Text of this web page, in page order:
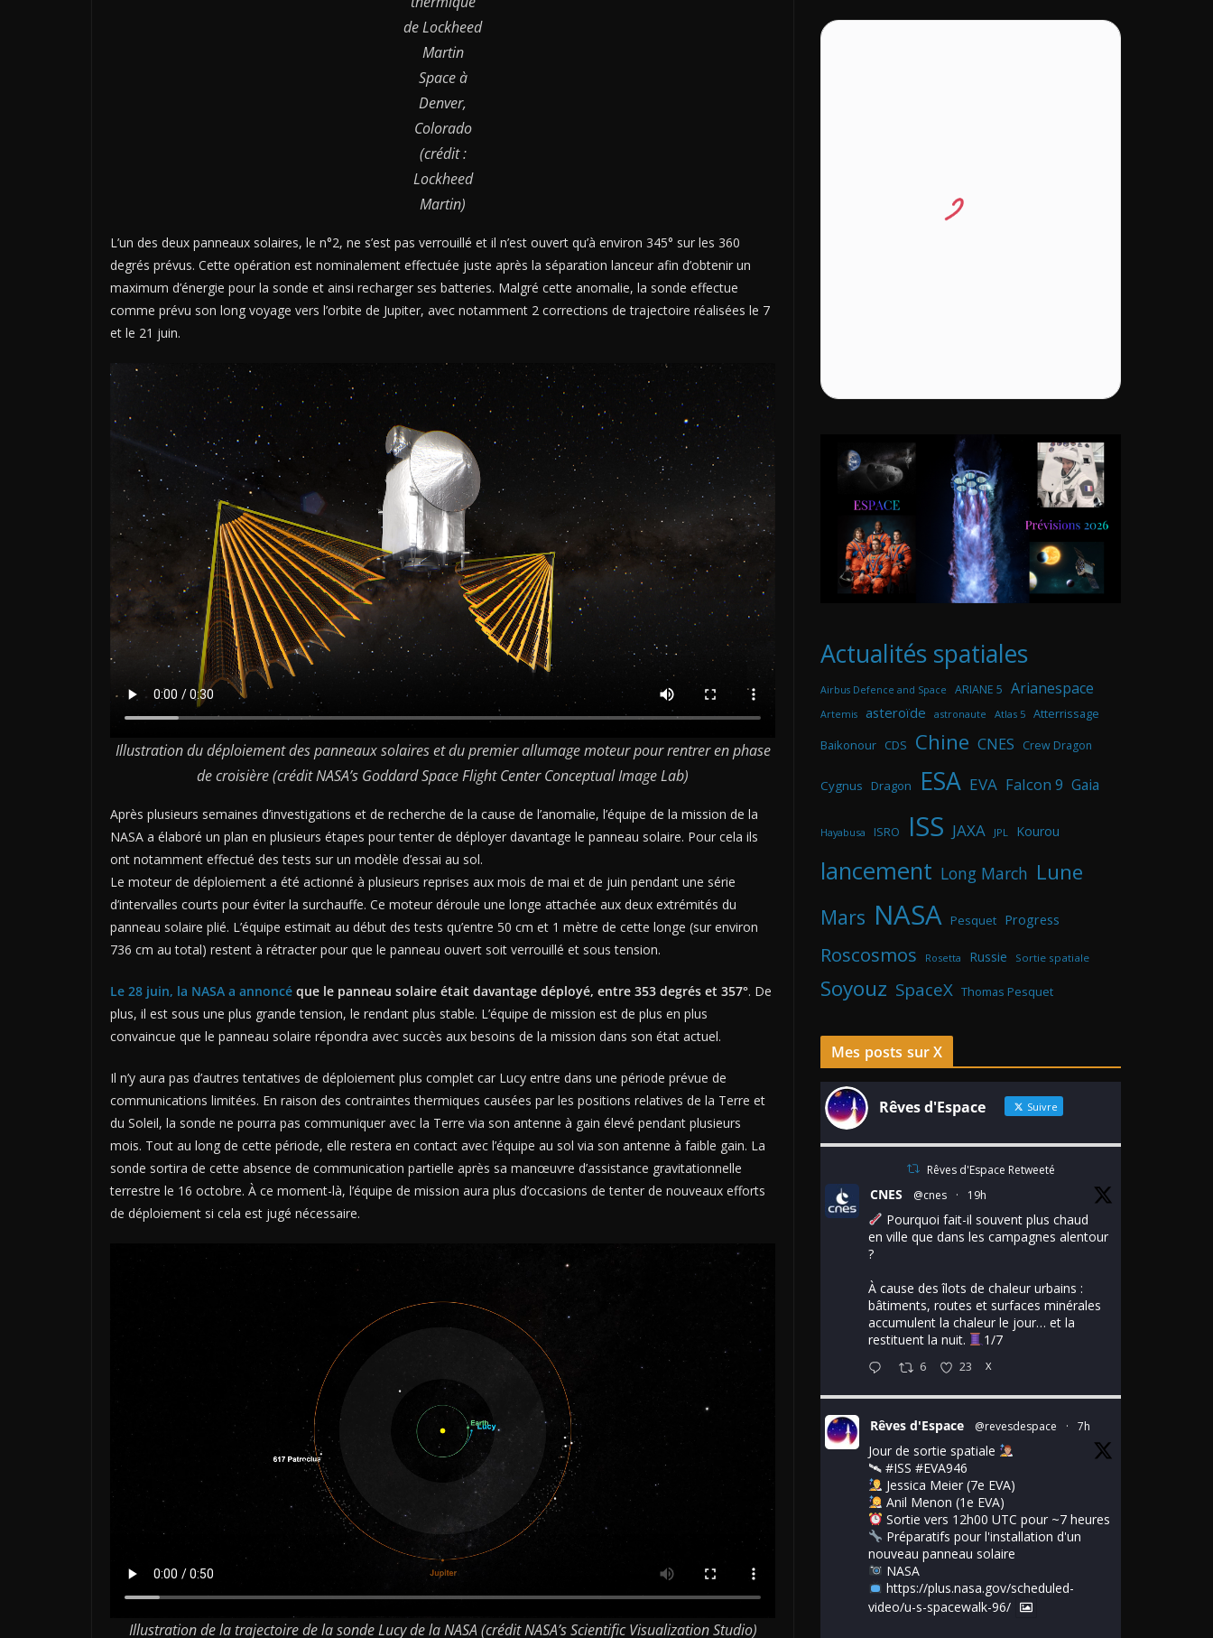
de Lockheed
Martin
Space à
Denver,
Colorado
(crédit :
Lockheed
Martin)
L’un des deux panneaux solaires, le n°2, ne s’est pas verrouillé et il n’est ouvert qu’à environ 345° sur les 360
degrés prévus. Cette opération est nominalement effectuée juste après la séparation lanceur afin d’obtenir un
maximum d’énergie pour la sonde et ainsi recharger ses batteries. Malgré cette anomalie, la sonde effectue
comme prévu son long voyage vers l’orbite de Jupiter, avec notamment 2 corrections de trajectoire réalisées le 7
et le 21 juin.
Illustration du déploiement des panneaux solaires et du premier allumage moteur pour rentrer en phase
de croisière (crédit NASA’s Goddard Space Flight Center Conceptual Image Lab)
Après plusieurs semaines d’investigations et de recherche de la cause de l’anomalie, l’équipe de la mission de la
NASA a élaboré un plan en plusieurs étapes pour tenter de déployer davantage le panneau solaire. Pour cela ils
ont notamment effectué des tests sur un modèle d’essai au sol.
Le moteur de déploiement a été actionné à plusieurs reprises aux mois de mai et de juin pendant une série
d’intervalles courts pour éviter la surchauffe. Ce moteur déroule une longe attachée aux deux extrémités du
panneau solaire plié. L’équipe estimait au début des tests qu’entre 50 cm et 1 mètre de cette longe (sur environ
736 cm au total) restent à rétracter pour que le panneau ouvert soit verrouillé et sous tension.
Le 28 juin, la NASA a annoncé que le panneau solaire était davantage déployé, entre 353 degrés et 357°. De
plus, il est sous une plus grande tension, le rendant plus stable. L’équipe de mission est de plus en plus
convaincue que le panneau solaire répondra avec succès aux besoins de la mission dans son état actuel.
Il n’y aura pas d’autres tentatives de déploiement plus complet car Lucy entre dans une période prévue de
communications limitées. En raison des contraintes thermiques causées par les positions relatives de la Terre et
du Soleil, la sonde ne pourra pas communiquer avec la Terre via son antenne à gain élevé pendant plusieurs
mois. Tout au long de cette période, elle restera en contact avec l’équipe au sol via son antenne à faible gain. La
sonde sortira de cette absence de communication partielle après sa manœuvre d’assistance gravitationnelle
terrestre le 16 octobre. À ce moment-là, l’équipe de mission aura plus d’occasions de tenter de nouveaux efforts
de déploiement si cela est jugé nécessaire.
Illustration de la trajectoire de la sonde Lucy de la NASA (crédit NASA’s Scientific Visualization Studio)
Actualités spatiales
Airbus Defence and Space ARIANE 5 Arianespace
Artemis asteroïde astronaute Atlas 5 Atterrissage
Baikonour CDS Chine CNES Crew Dragon
Cygnus Dragon ESA EVA Falcon 9 Gaia
Hayabusa ISRO ISS JAXA JPL Kourou
lancement Long March Lune
Mars NASA Pesquet Progress
Roscosmos Rosetta Russie Sortie spatiale
Soyouz SpaceX Thomas Pesquet
Mes posts sur X
Rêves d'Espace Suivre
Rêves d'Espace Retweeté
CNES @cnes · 19h
Pourquoi fait-il souvent plus chaud
en ville que dans les campagnes alentour
?
À cause des îlots de chaleur urbains :
bâtiments, routes et surfaces minérales
accumulent la chaleur le jour… et la
restituent la nuit.
1/7
6 23 X
Rêves d'Espace @revesdespace · 7h
Jour de sortie spatiale
🛰 #ISS #EVA946
Jessica Meier (7e EVA)
Anil Menon (1e EVA)
Sortie vers 12h00 UTC pour ~7 heures
Préparatifs pour l'installation d'un
nouveau panneau solaire
NASA
https://plus.nasa.gov/scheduled-
video/u-s-spacewalk-96/